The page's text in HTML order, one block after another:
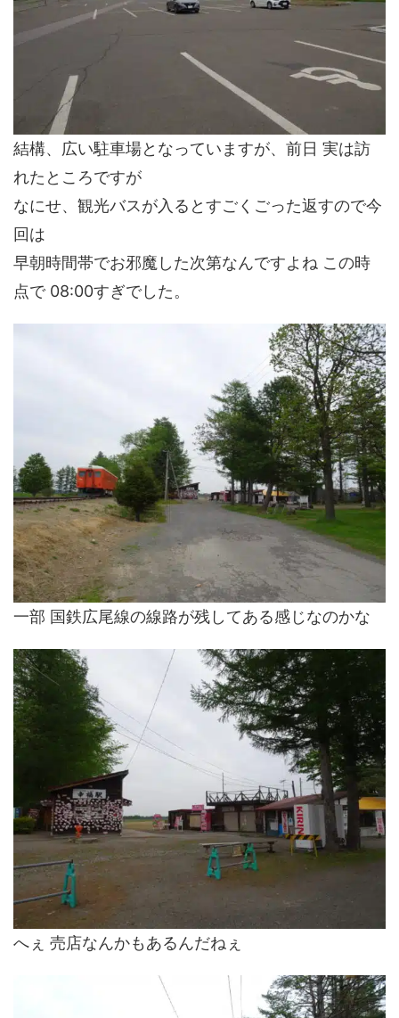
結構、広い駐車場となっていますが、前日 実は訪
れたところですが
なにせ、観光バスが入るとすごくごった返すので今
回は
早朝時間帯でお邪魔した次第なんですよね この時
点で 08:00すぎでした。
一部 国鉄広尾線の線路が残してある感じなのかな
へぇ 売店なんかもあるんだねぇ